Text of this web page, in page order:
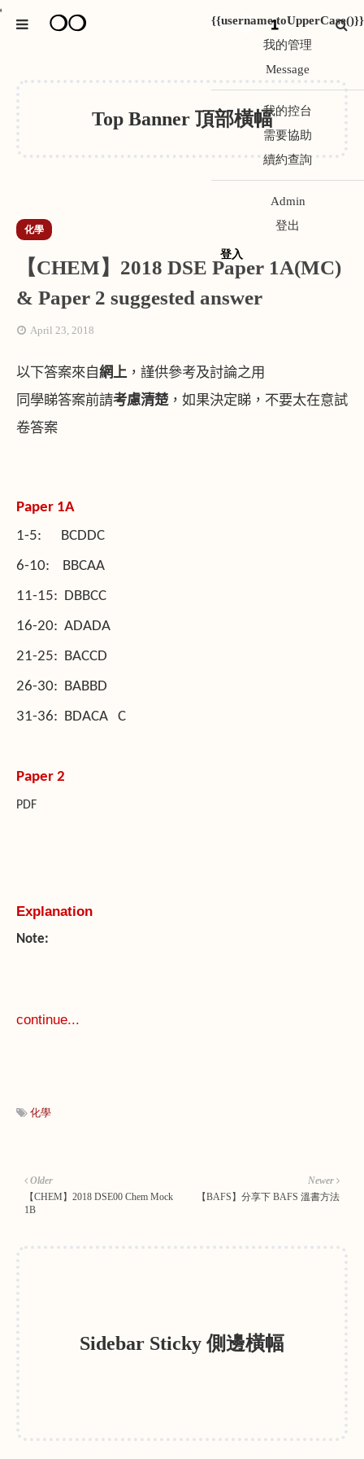
❍❍
{{username.toUpperCase()}}
我的管理
Message
我的控台
需要協助
續約查詢
Admin
登出
登入
1
Top Banner 頂部橫幅
化學
【CHEM】2018 DSE Paper 1A(MC)
& Paper 2 suggested answer
April 23, 2018
以下答案來自網上，謹供參考及討論之用
同學睇答案前請考慮清楚，如果決定睇，不要太在意試
卷答案
Paper 1A
1-5: BCDDC
6-10: BBCAA
11-15: DBBCC
16-20: ADADA
21-25: BACCD
26-30: BABBD
31-36: BDACA C
Paper 2
PDF
Explanation
Note:
continue...
化學
Newer
【BAFS】分享下 BAFS 溫書方法
Older
【CHEM】2018 DSE00 Chem Mock
1B
Sidebar Sticky 側邊橫幅